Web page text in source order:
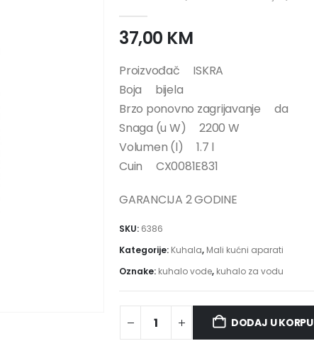
37,00 KM
Proizvođač ISKRA
Boja bijela
Brzo ponovno zagrijavanje da
Snaga (u W) 2200 W
Volumen (l) 1.7 l
Cuin CX0081E831
GARANCIJA 2 GODINE
SKU: 6386
Kategorije: Kuhala, Mali kućni aparati
Oznake: kuhalo vode, kuhalo za vodu
DODAJ U KORPU